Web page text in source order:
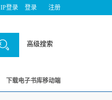
IP登录 登录 注册
高级搜索
下载电子书库移动端